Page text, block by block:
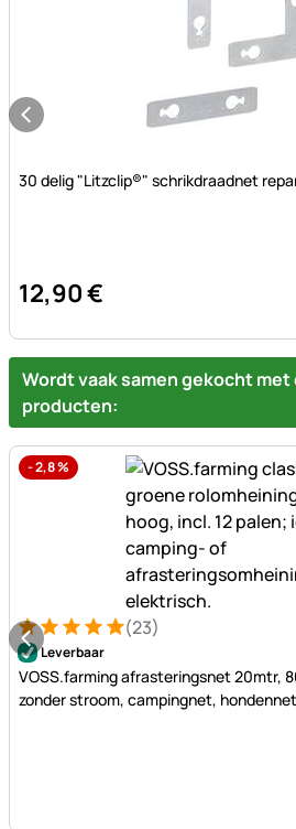
30 delig "Litzclip®" schrikdraadnet
12,90€
Wordt vaak samen gekocht met
producten:
-2,8%
Beoordeling: 5 van 5 (23
23 Bewertungen
(23)
Leverbaar
VOSS.farming afrasteringsnet 20mtr,
zonder stroom, campingnet, hondennet